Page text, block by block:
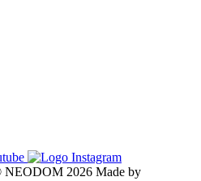
NEODOM 2026 Made by